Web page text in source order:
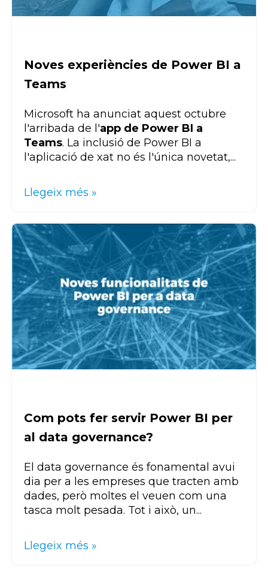
Noves experiències de Power BI a
Teams
Microsoft ha anunciat aquest octubre
l'arribada de l'app de Power BI a
Teams. La inclusió de Power BI a
l'aplicació de xat no és l'única novetat,...
Llegeix més »
Com pots fer servir Power BI per
al data governance?
El data governance és fonamental avui
dia per a les empreses que tracten amb
dades, però moltes el veuen com una
tasca molt pesada. Tot i això, un...
Llegeix més »